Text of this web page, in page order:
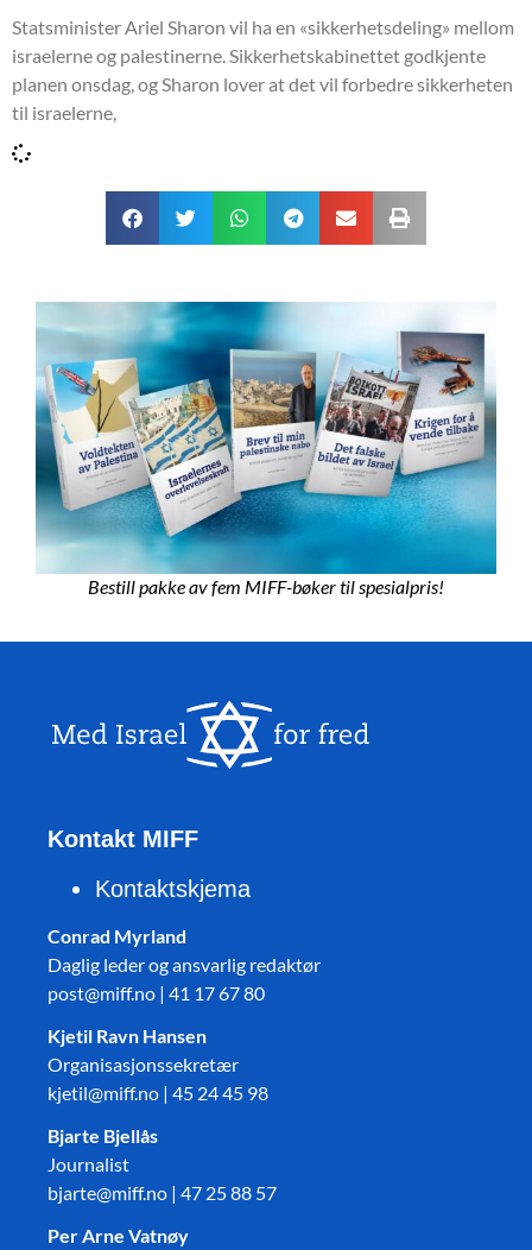
Statsminister Ariel Sharon vil ha en «sikkerhetsdeling» mellom
israelerne og palestinerne. Sikkerhetskabinettet godkjente
planen onsdag, og Sharon lover at det vil forbedre sikkerheten
til israelerne,
Bestill pakke av fem MIFF-bøker til spesialpris!
Kontakt MIFF
Kontaktskjema
Conrad Myrland
Daglig leder og ansvarlig redaktør
post@miff.no | 41 17 67 80
Kjetil Ravn Hansen
Organisasjonssekretær
kjetil@miff.no | 45 24 45 98
Bjarte Bjellås
Journalist
bjarte@miff.no | 47 25 88 57
Per Arne Vatnøy